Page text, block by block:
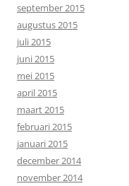
september 2015
augustus 2015
juli 2015
juni 2015
mei 2015
april 2015
maart 2015
februari 2015
januari 2015
december 2014
november 2014